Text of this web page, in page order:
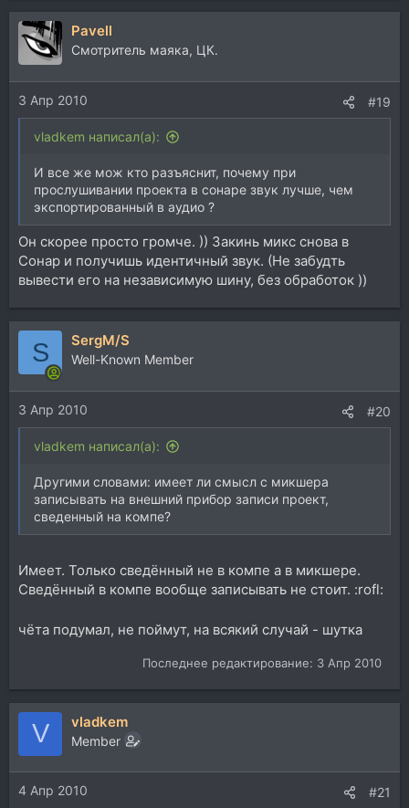
Pavell
Смотритель маяка, ЦК.
3 Апр 2010 #19
vladkem написал(а):
И все же мож кто разъяснит, почему при
прослушивании проекта в сонаре звук лучше, чем
экспортированный в аудио ?
Он скорее просто громче. )) Закинь микс снова в
Сонар и получишь идентичный звук. (Не забудть
вывести его на независимую шину, без обработок ))
S SergM/S
Well-Known Member
3 Апр 2010 #20
vladkem написал(а):
Другими словами: имеет ли смысл с микшера
записывать на внешний прибор записи проект,
сведенный на компе?
Имеет. Только сведённый не в компе а в микшере.
Сведённый в компе вообще записывать не стоит. :rofl:
чёта подумал, не поймут, на всякий случай - шутка
Последнее редактирование: 3 Апр 2010
V vladkem
Member
4 Апр 2010 #21